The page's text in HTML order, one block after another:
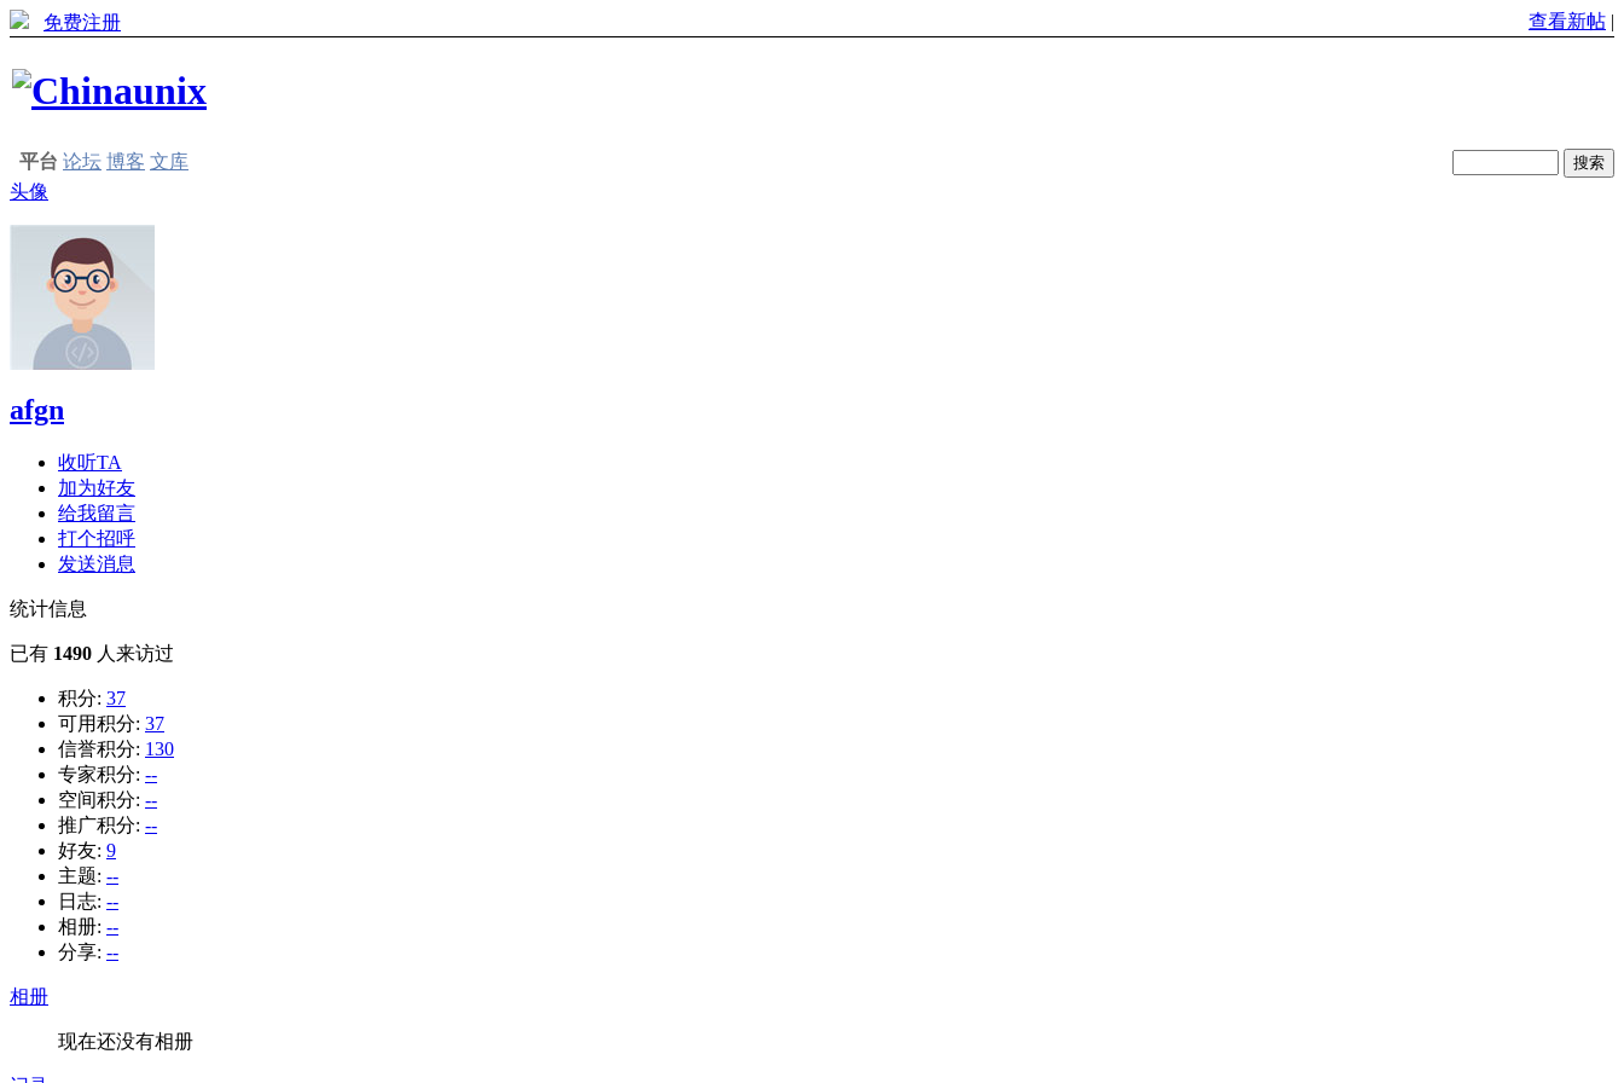
免费注册 查看新帖 |
平台 论坛 博客 文库
头像
afgn
收听TA
加为好友
给我留言
打个招呼
发送消息
统计信息
已有 1490 人来访过
积分: 37
可用积分: 37
信誉积分: 130
专家积分: --
空间积分: --
推广积分: --
好友: 9
主题: --
日志: --
相册: --
分享: --
相册
现在还没有相册